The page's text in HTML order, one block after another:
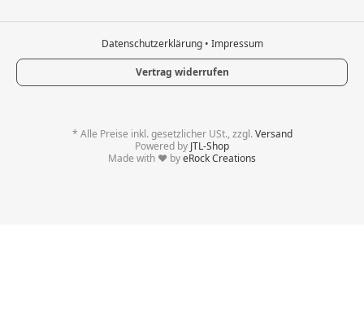
Datenschutzerklärung • Impressum
Vertrag widerrufen
* Alle Preise inkl. gesetzlicher USt., zzgl.Versand
Powered by JTL-Shop
Made with ♥ byeRock Creations